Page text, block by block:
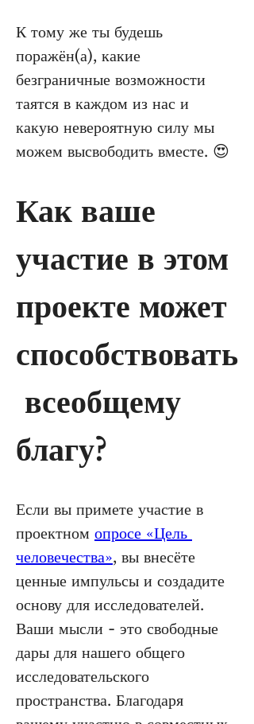
К тому же ты будешь
поражён(а), какие
безграничные возможности
таятся в каждом из нас и
какую невероятную силу мы
можем высвободить вместе. 😍
Как ваше
участие в этом
проекте может
способствовать
всеобщему
благу?
Если вы примете участие в
проектном опросе «Цель
человечества», вы внесёте
ценные импульсы и создадите
основу для исследователей.
Ваши мысли - это свободные
дары для нашего общего
исследовательского
пространства. Благодаря